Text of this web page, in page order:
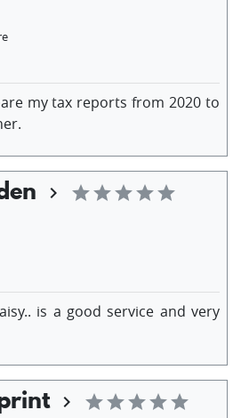
my tax reports from 2020 to
chevron_right starstarstarstarstar
is a good service and very
chevron_right starstarstarstarstar